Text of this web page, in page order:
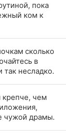
пока
ком к
сколько
в
несладко.
чем
чужой драмы.